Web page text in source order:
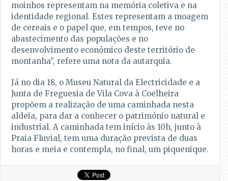
moinhos representam na memória coletiva e na
identidade regional. Estes representam a moagem
de cereais e o papel que, em tempos, teve no
abastecimento das populações e no
desenvolvimento económico deste território de
montanha”, refere uma nota da autarquia.
Já no dia 18, o Museu Natural da Electricidade e a
Junta de Freguesia de Vila Cova à Coelheira
propõem a realização de uma caminhada nesta
aldeia, para dar a conhecer o património natural e
industrial. A caminhada tem início às 10h, junto à
Praia Fluvial, tem uma duração prevista de duas
horas e meia e contempla, no final, um piquenique.